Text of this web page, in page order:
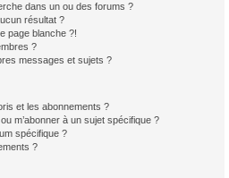
dans un ou des forums ?
résultat ?
page blanche ?!
?
messages et sujets ?
et les abonnements ?
m’abonner à un sujet spécifique ?
spécifique ?
?